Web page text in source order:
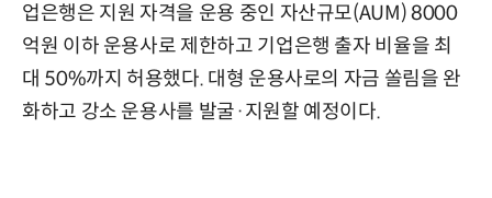
업은행은 지원 자격을 운용 중인 자산규모(AUM) 8000
억원 이하 운용사로 제한하고 기업은행 출자 비율을 최
대 50%까지 허용했다. 대형 운용사로의 자금 쏠림을 완
화하고 강소 운용사를 발굴·지원할 예정이다.